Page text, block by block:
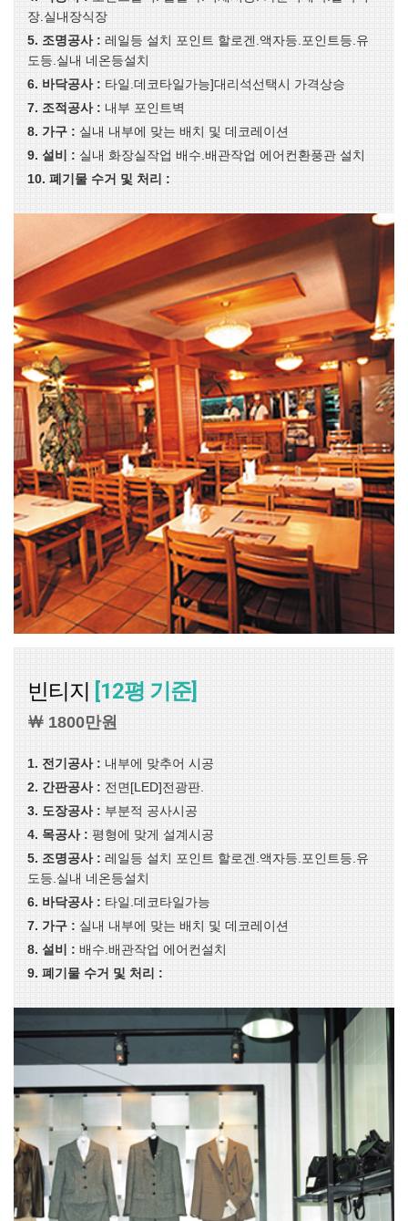
장.실내장식장
5. 조명공사 : 레일등 설치 포인트 할로겐.액자등.포인트등.유
도등.실내 네온등설치
6. 바닥공사 : 타일.데코타일가능]대리석선택시 가격상승
7. 조적공사 : 내부 포인트벽
8. 가구 : 실내 내부에 맞는 배치 및 데코레이션
9. 설비 : 실내 화장실작업 배수.배관작업 에어컨환풍관 설치
10. 폐기물 수거 및 처리 :
빈티지 [12평 기준]
￦ 1800만원
1. 전기공사 : 내부에 맞추어 시공
2. 간판공사 : 전면[LED]전광판.
3. 도장공사 : 부분적 공사시공
4. 목공사 : 평형에 맞게 설계시공
5. 조명공사 : 레일등 설치 포인트 할로겐.액자등.포인트등.유
도등.실내 네온등설치
6. 바닥공사 : 타일.데코타일가능
7. 가구 : 실내 내부에 맞는 배치 및 데코레이션
8. 설비 : 배수.배관작업 에어컨설치
9. 폐기물 수거 및 처리 :